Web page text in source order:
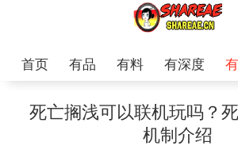
首页 有品 有料 有深度
死亡搁浅可以联机玩吗？
机制介绍